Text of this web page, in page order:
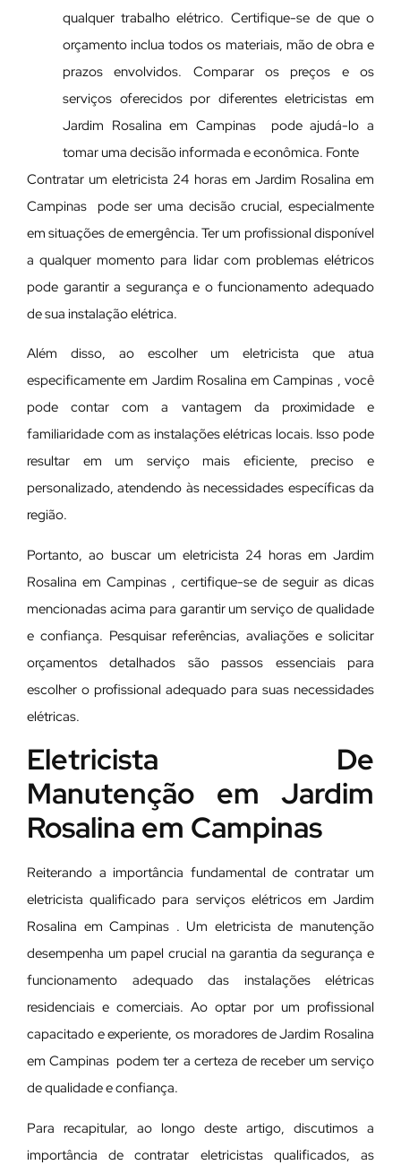
qualquer trabalho elétrico. Certifique-se de que o
orçamento inclua todos os materiais, mão de obra e
prazos envolvidos. Comparar os preços e os
serviços oferecidos por diferentes eletricistas em
Jardim Rosalina em Campinas pode ajudá-lo a
tomar uma decisão informada e econômica. Fonte
Contratar um eletricista 24 horas em Jardim Rosalina em
Campinas pode ser uma decisão crucial, especialmente
em situações de emergência. Ter um profissional disponível
a qualquer momento para lidar com problemas elétricos
pode garantir a segurança e o funcionamento adequado
de sua instalação elétrica.
Além disso, ao escolher um eletricista que atua
especificamente em Jardim Rosalina em Campinas , você
pode contar com a vantagem da proximidade e
familiaridade com as instalações elétricas locais. Isso pode
resultar em um serviço mais eficiente, preciso e
personalizado, atendendo às necessidades específicas da
região.
Portanto, ao buscar um eletricista 24 horas em Jardim
Rosalina em Campinas , certifique-se de seguir as dicas
mencionadas acima para garantir um serviço de qualidade
e confiança. Pesquisar referências, avaliações e solicitar
orçamentos detalhados são passos essenciais para
escolher o profissional adequado para suas necessidades
elétricas.
Eletricista De
Manutenção em Jardim
Rosalina em Campinas
Reiterando a importância fundamental de contratar um
eletricista qualificado para serviços elétricos em Jardim
Rosalina em Campinas . Um eletricista de manutenção
desempenha um papel crucial na garantia da segurança e
funcionamento adequado das instalações elétricas
residenciais e comerciais. Ao optar por um profissional
capacitado e experiente, os moradores de Jardim Rosalina
em Campinas podem ter a certeza de receber um serviço
de qualidade e confiança.
Para recapitular, ao longo deste artigo, discutimos a
importância de contratar eletricistas qualificados, as